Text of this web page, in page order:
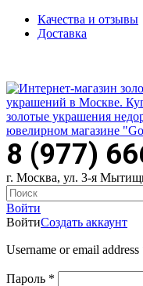
Качества и отзывы
Доставка
8 (977)
г. Москва, ул. 3-я
Войти
ВойтиСоздать аккаунт
Username or email address
Пароль *